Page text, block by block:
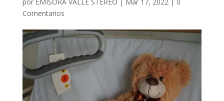
Comentarios